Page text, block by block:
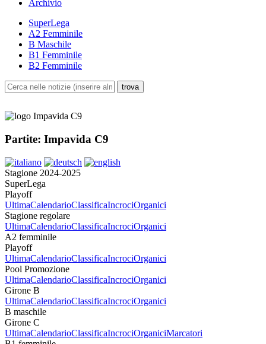
Archivio
SuperLega
A2 Femminile
B Maschile
B1 Femminile
B2 Femminile
Partite: Impavida C9
Stagione 2024-2025
SuperLega
Playoff
UltimaCalendarioClassificaIncrociOrganici
Stagione regolare
UltimaCalendarioClassificaIncrociOrganici
A2 femminile
Playoff
UltimaCalendarioClassificaIncrociOrganici
Pool Promozione
UltimaCalendarioClassificaIncrociOrganici
Girone B
UltimaCalendarioClassificaIncrociOrganici
B maschile
Girone C
UltimaCalendarioClassificaIncrociOrganiciMarcatori